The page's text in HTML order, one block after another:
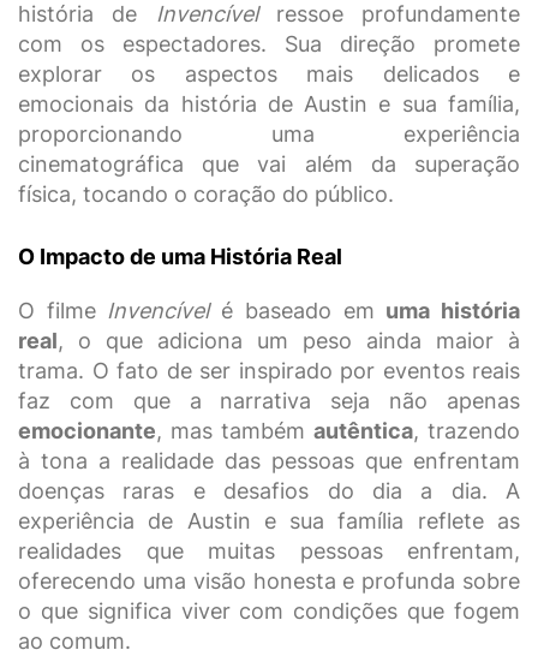
história de
Invencívelressoe profundamente
com os espectadores. Sua direção promete
explorar os aspectos mais delicados e
emocionais da história de Austin e sua família,
proporcionando uma experiência
cinematográfica que vai além da superação
física, tocando o coração do público.
O Impacto de uma História Real
O filme Invencívelé baseado em uma história
real, o que adiciona um peso ainda maior à
trama. O fato de ser inspirado por eventos reais
faz com que a narrativa seja não apenas
emocionante, mas também autêntica, trazendo
à tona a realidade das pessoas que enfrentam
doenças raras e desafios do dia a dia. A
experiência de Austin e sua família reflete as
realidades que muitas pessoas enfrentam,
oferecendo uma visão honesta e profunda sobre
o que significa viver com condições que fogem
ao comum.